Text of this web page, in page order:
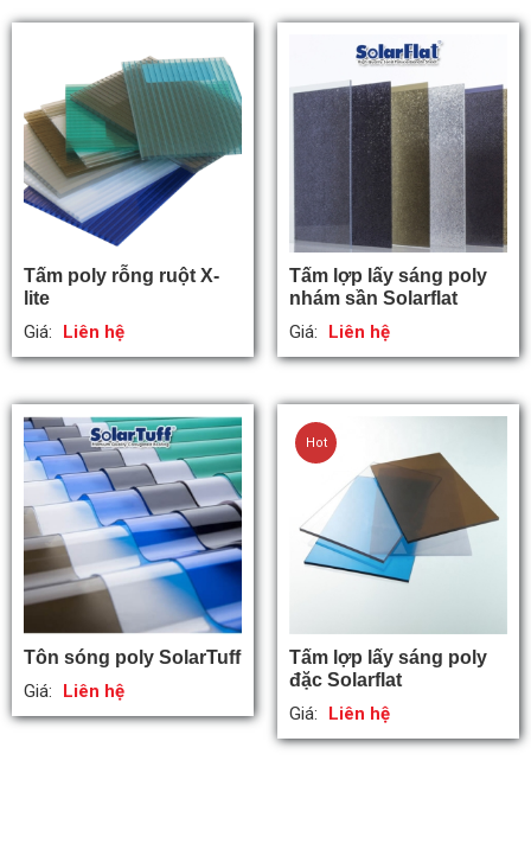
Tấm poly rỗng ruột X-
lite
Giá: Liên hệ
Tấm lợp lấy sáng poly
nhám sần Solarflat
Giá: Liên hệ
Tôn sóng poly SolarTuff
Giá: Liên hệ
Tấm lợp lấy sáng poly
đặc Solarflat
Giá: Liên hệ
Hot